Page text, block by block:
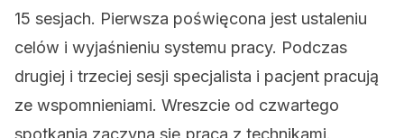
15 sesjach. Pierwsza poświęcona jest ustaleniu
celów i wyjaśnieniu systemu pracy. Podczas
drugiej i trzeciej sesji specjalista i pacjent pracują
ze wspomnieniami. Wreszcie od czwartego
spotkania zaczyna się praca z technikami.